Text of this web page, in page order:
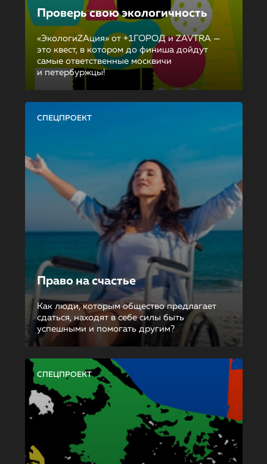
Проверь свою экологичность
«ЭкологиZAция» от +1ГОРОД и ZAVTRA —
это квест, в котором до финиша дойдут
самые ответственные москвичи
и петербуржцы!
СПЕЦПРОЕКТ
Право на счастье
Как люди, которым общество предлагает
сдаться, находят в себе силы быть
успешными и помогать другим?
СПЕЦПРОЕКТ